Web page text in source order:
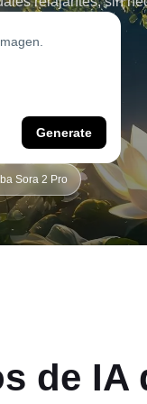
de IA para
compartir en
Generate
Sora 2 Pro
de IA